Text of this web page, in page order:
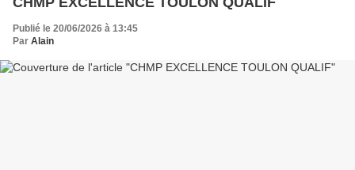
Publié le 20/06/2026 à 13:45
Par Alain